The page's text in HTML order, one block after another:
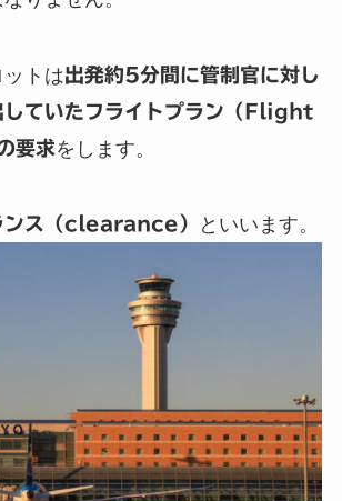
トは出発約5分間に管制官に対し
していたフライトプラン（Flight
要求をします。
ンス（clearance） といいます。